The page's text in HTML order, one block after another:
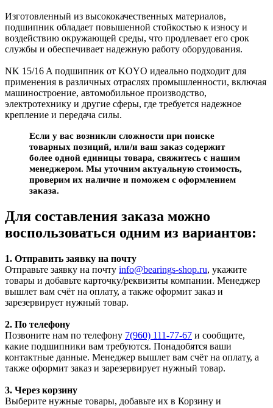
Изготовленный из высококачественных материалов,
подшипник обладает повышенной стойкостью к износу и
воздействию окружающей среды, что продлевает его срок
службы и обеспечивает надежную работу оборудования.
NK 15/16 A подшипник от KOYO идеально подходит для
применения в различных отраслях промышленности, включая
машиностроение, автомобильное производство,
электротехнику и другие сферы, где требуется надежное
крепление и передача силы.
Если у вас возникли сложности при поиске
товарных позиций, или/и ваш заказ содержит
более одной единицы товара, свяжитесь с нашим
менеджером. Мы уточним актуальную стоимость,
проверим их наличие и поможем с оформлением
заказа.
Для составления заказа можно
воспользоваться одним из вариантов:
1. Отправить заявку на почту
Отправьте заявку на почту info@bearings-shop.ru, укажите
товары и добавьте карточку/реквизиты компании. Менеджер
вышлет вам счёт на оплату, а также оформит заказ и
зарезервирует нужный товар.
2. По телефону
Позвоните нам по телефону 7(960) 111-77-67 и сообщите,
какие подшипники вам требуются. Понадобятся ваши
контактные данные. Менеджер вышлет вам счёт на оплату, а
также оформит заказ и зарезервирует нужный товар.
3. Через корзину
Выберите нужные товары, добавьте их в Корзину и